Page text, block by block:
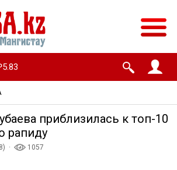
приблизилась к топ-10
рапиду
·
1057